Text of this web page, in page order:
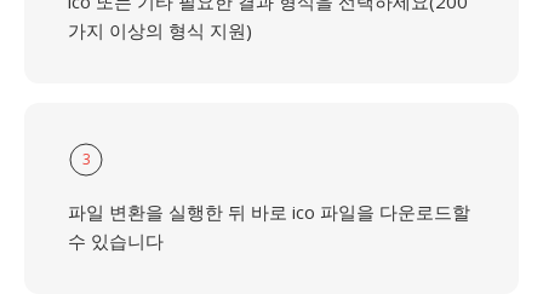
가지 이상의 형식 지원)
3
파일 변환을 실행한 뒤 바로 ico 파일을 다운로드할
수 있습니다